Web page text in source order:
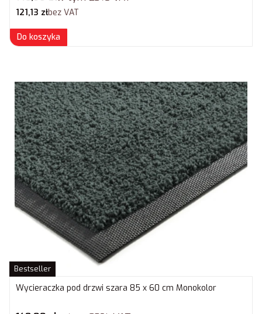
Cena netto
121,13 złbez VAT
Do koszyka
Bestseller
Wycieraczka pod drzwi szara 85 x 60 cm Monokolor